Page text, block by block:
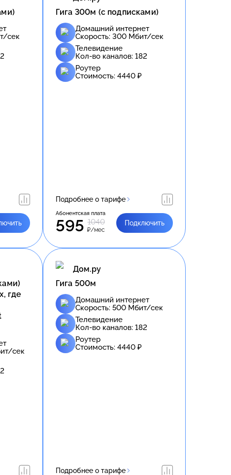
сек
Гига 300м (с подписками)
Домашний интернет
Скорость: 300 Мбит/сек
Телевидение
Кол-во каналов: 182
Роутер
Стоимость: 4440 ₽
Подробнее о тарифе
Абонентская плата
595 1040
₽/мес
Подключить
где
сек
Дом.ру
Гига 500м
Домашний интернет
Скорость: 500 Мбит/сек
Телевидение
Кол-во каналов: 182
Роутер
Стоимость: 4440 ₽
Подробнее о тарифе